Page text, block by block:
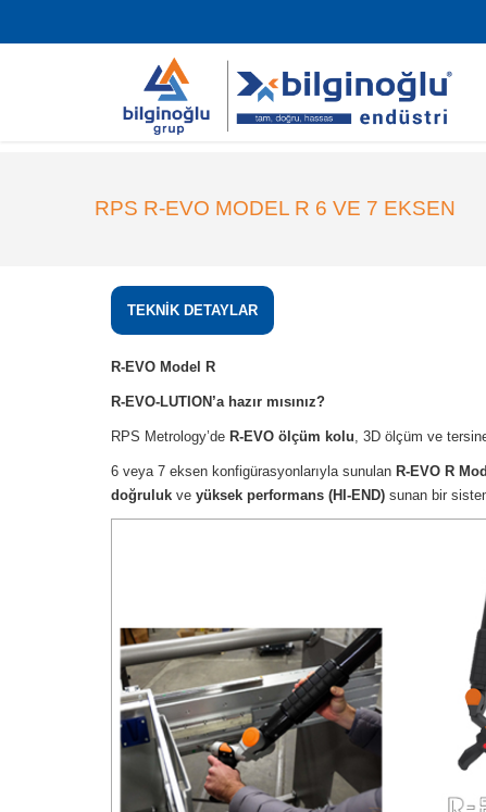
RPS R-EVO MODEL R 6 VE 7 EKSEN
TEKNİK DETAYLAR
R-EVO Model R
R-EVO-LUTION’a hazır mısınız?
RPS Metrology’de R-EVO ölçüm kolu, 3D ölçüm ve
6 veya 7 eksen konfigürasyonlarıyla sunulan R-EVO R
doğruluk ve yüksek performans (HI-END) sunan bir